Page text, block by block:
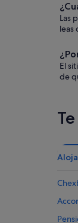
Las
leas
El
de